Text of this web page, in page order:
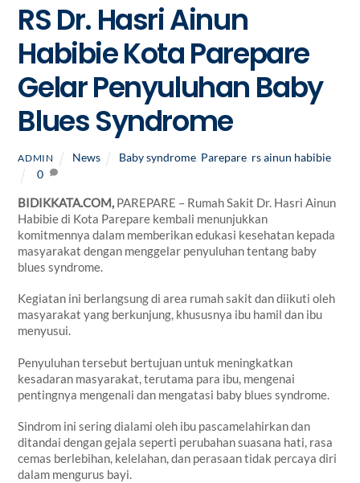
RS Dr. Hasri Ainun
Habibie Kota Parepare
Gelar Penyuluhan Baby
Blues Syndrome
ADMIN News Baby syndrome, Parepare, rs ainun habibie
0
BIDIKKATA.COM, PAREPARE – Rumah Sakit Dr. Hasri Ainun
Habibie di Kota Parepare kembali menunjukkan
komitmennya dalam memberikan edukasi kesehatan kepada
masyarakat dengan menggelar penyuluhan tentang baby
blues syndrome.
Kegiatan ini berlangsung di area rumah sakit dan diikuti oleh
masyarakat yang berkunjung, khususnya ibu hamil dan ibu
menyusui.
Penyuluhan tersebut bertujuan untuk meningkatkan
kesadaran masyarakat, terutama para ibu, mengenai
pentingnya mengenali dan mengatasi baby blues syndrome.
Sindrom ini sering dialami oleh ibu pascamelahirkan dan
ditandai dengan gejala seperti perubahan suasana hati, rasa
cemas berlebihan, kelelahan, dan perasaan tidak percaya diri
dalam mengurus bayi.